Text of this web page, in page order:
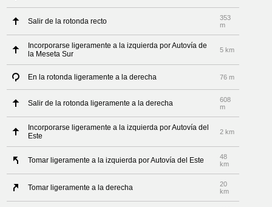
Salir de la rotonda recto
353
m
Incorporarse ligeramente a la izquierda por Autovía de
la Meseta Sur
5 km
En la rotonda ligeramente a la derecha 76 m
Salir de la rotonda ligeramente a la derecha
608
m
Incorporarse ligeramente a la izquierda por Autovía del
Este
2 km
Tomar ligeramente a la izquierda por Autovía del Este
48
km
Tomar ligeramente a la derecha
20
km